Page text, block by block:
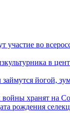
во
в
йогой,
хранят на
рождения